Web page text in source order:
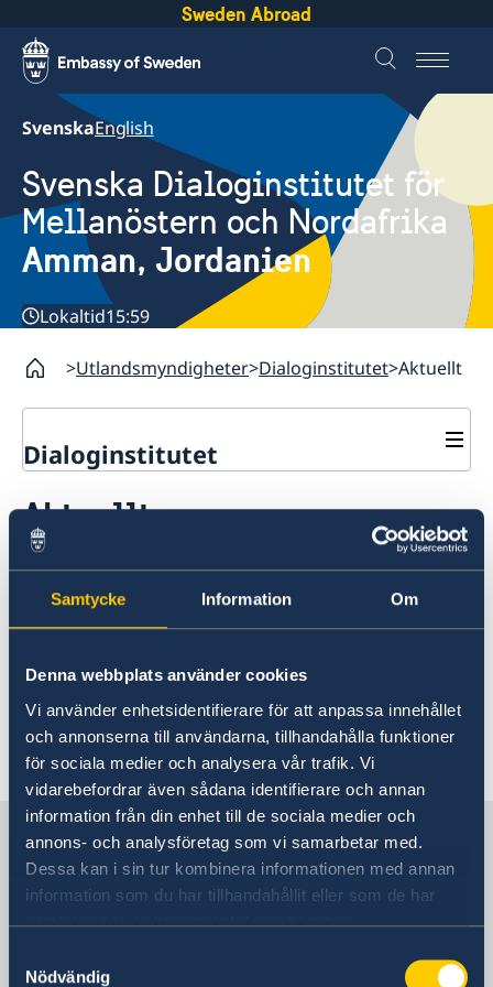
Samtycke Information Om
Denna webbplats använder cookies
Vi använder enhetsidentifierare för att anpassa innehållet
och annonserna till användarna, tillhandahålla funktioner
för sociala medier och analysera vår trafik. Vi
vidarebefordrar även sådana identifierare och annan
information från din enhet till de sociala medier och
annons- och analysföretag som vi samarbetar med.
Dessa kan i sin tur kombinera informationen med annan
information som du har tillhandahållit eller som de har
samlat in när du har använt deras tjänster.
Nödvändig
Sweden Abroad
SvenskaEnglish
Svenska Dialoginstitutet för
Mellanöstern och Nordafrika
Amman, Jordanien
Lokaltid15:59
Utlandsmyndigheter Dialoginstitutet Aktuellt
Dialoginstitutet
Om oss
Dialoginstitutets personal
Aktuellt
Nyheter
Aktuellt
LinkedIn
Svenska Dialoginstitutet för
Mellanöstern och Nordafrika
Mellanöstern och Nordafrika